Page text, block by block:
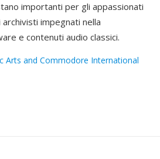
importanti per gli appassionati
impegnati nella
e contenuti audio classici.
Arts and Commodore International